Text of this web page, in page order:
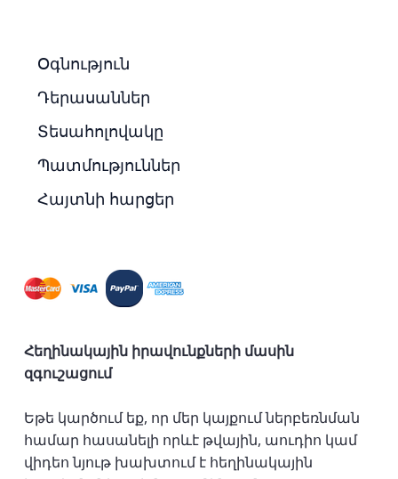
Օգնություն
Դերասաններ
Տեսահոլովակը
Պատմություններ
Հայտնի հարցեր
Հեղինակային իրավունքների մասին
զգուշացում
Եթե կարծում եք, որ մեր կայքում ներբեռնման
համար հասանելի որևէ թվային, աուդիո կամ
վիդեո նյութ խախտում է հեղինակային